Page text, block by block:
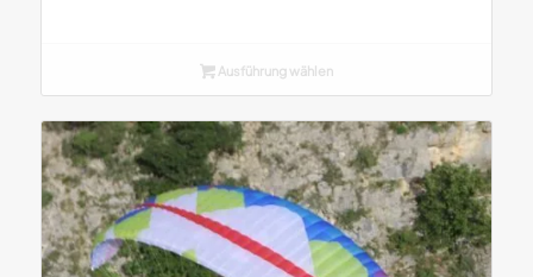
Ausführung wählen